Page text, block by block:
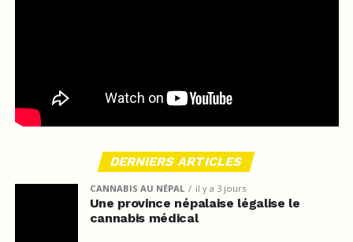
DERNIERS ARTICLES
CANNABIS AU NÉPAL il y a 3 jours
Une province népalaise légalise le
cannabis médical